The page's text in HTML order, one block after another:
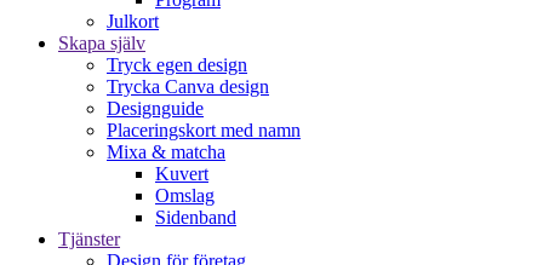
Julkort
Skapa själv
Tryck egen design
Trycka Canva design
Designguide
Placeringskort med namn
Mixa & matcha
Kuvert
Omslag
Sidenband
Tjänster
Design för företag